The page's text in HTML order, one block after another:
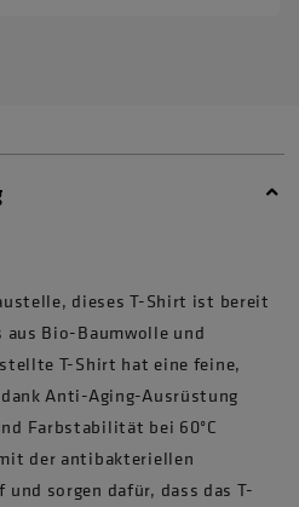
dieses T-Shirt ist bereit
Bio-Baumwolle und
T-Shirt hat eine feine,
Anti-Aging-Ausrüstung
Farbstabilität bei 60°C
der antibakteriellen
sorgen dafür, dass das T-